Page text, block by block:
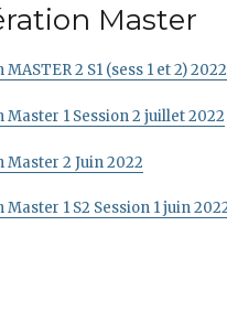
Master
2 S1 (sess 1 et 2)
Master 1 Session 2 juillet 2022
Master 2 Juin 2022
1 S2 Session 1 juin